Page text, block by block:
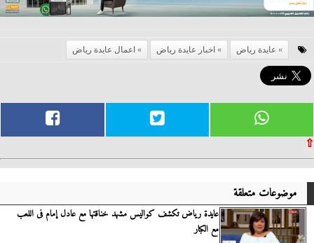
عايدة رياض اخبار عايدة رياض اعمال عايدة رياض
⇧
موضوعات متعلقة
عايدة رياض تكشف كواليس مشهد خناقتها مع عادل إمام فى اللعب
مع الكبار